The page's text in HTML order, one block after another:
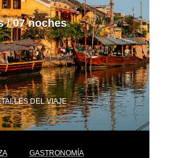
/ 07 noches
DEL VIAJE
GASTRONOMÍA